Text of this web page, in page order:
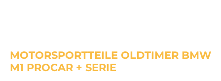
MOTORSPORTTEILE OLDTIMER BMW
M1 PROCAR + SERIE